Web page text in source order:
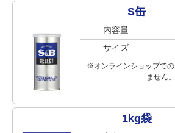
S缶
内容量
サイズ
※オンラインショップでの
ません。
1kg袋